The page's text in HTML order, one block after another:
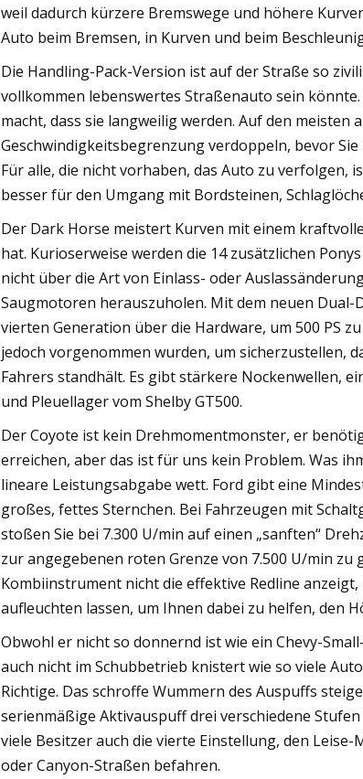
weil dadurch kürzere Bremswege und höhere
Auto beim Bremsen, in Kurven und beim
Die Handling-Pack-Version ist auf der Straße so
vollkommen lebenswertes Straßenauto sein
macht, dass sie langweilig werden. Auf den meisten
Geschwindigkeitsbegrenzung verdoppeln, bevor
Für alle, die nicht vorhaben, das Auto zu
besser für den Umgang mit Bordsteinen,
Der Dark Horse meistert Kurven mit einem
hat. Kurioserweise werden die 14 zusätzlichen
nicht über die Art von Einlass- oder
Saugmotoren herauszuholen. Mit dem neuen
vierten Generation über die Hardware, um 500 PS
jedoch vorgenommen wurden, um sicherzustellen,
Fahrers standhält. Es gibt stärkere Nockenwellen,
und Pleuellager vom Shelby GT500.
Der Coyote ist kein Drehmomentmonster, er
erreichen, aber das ist für uns kein Problem. Was
lineare Leistungsabgabe wett. Ford gibt eine
großes, fettes Sternchen. Bei Fahrzeugen mit
stoßen Sie bei 7.300 U/min auf einen „sanften“
zur angegebenen roten Grenze von 7.500 U/min
Kombiinstrument nicht die effektive Redline
aufleuchten lassen, um Ihnen dabei zu helfen, den
Obwohl er nicht so donnernd ist wie ein Chevy-
auch nicht im Schubbetrieb knistert wie so viele
Richtige. Das schroffe Wummern des Auspuffs
serienmäßige Aktivauspuff drei verschiedene
viele Besitzer auch die vierte Einstellung, den
oder Canyon-Straßen befahren.